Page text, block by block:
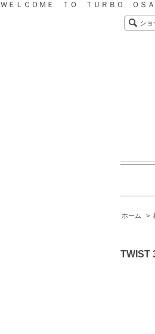
ＷＥＬＣＯＭＥ ＴＯ ＴＵＲＢＯ ＯＳ
ショ
ホーム >
TWIST